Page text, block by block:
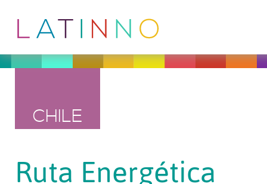
CHILE
Ruta Energética